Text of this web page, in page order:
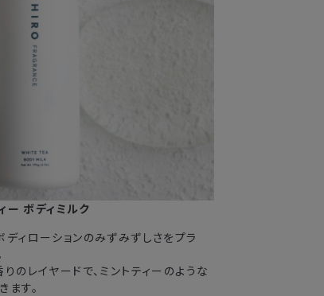
ー ボディミルク
ディローションのみずみずしさをプラ
のレイヤードで、ミントティーのような
ます。